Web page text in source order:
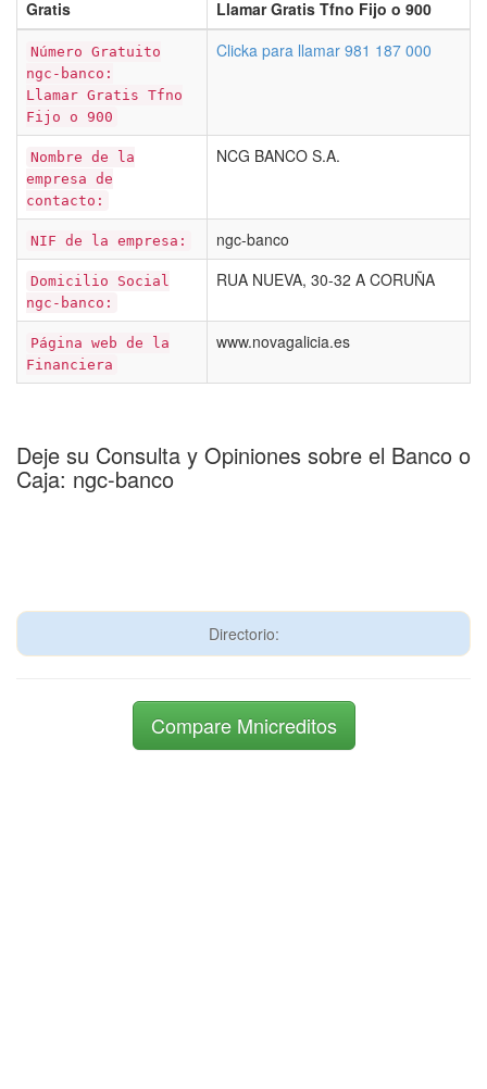
Gratis Llamar Gratis Tfno Fijo o 900
Número Gratuito
ngc-banco:
Llamar Gratis Tfno
Fijo o 900
Clicka para llamar 981 187 000
Nombre de la
empresa de
contacto:
NCG BANCO S.A.
NIF de la empresa: ngc-banco
Domicilio Social
ngc-banco:
RUA NUEVA, 30-32 A CORUÑA
Página web de la
Financiera
www.novagalicia.es
Deje su Consulta y Opiniones sobre el Banco o
Caja: ngc-banco
Directorio:
Compare Mnicreditos